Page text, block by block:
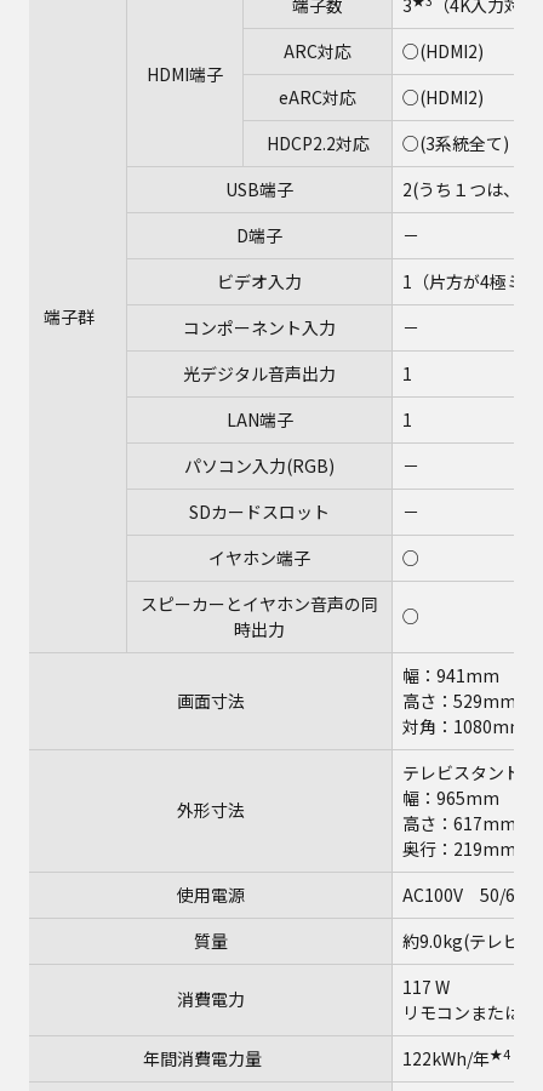
端子群
HDMI端子
端子数 3
（4K入力対
ARC対応
○(HDMI2)
eARC対応
○(HDMI2)
HDCP2.2対応
○(3系統全て)
USB端子
2(うち１つは、
D端子
－
ビデオ入力
1（片方が4極ミ
コンポーネント入力
－
光デジタル音声出力
1
LAN端子
1
パソコン入力(RGB)
－
SDカードスロット
－
イヤホン端子
○
スピーカーとイヤホン音声の同
時出力
○
画面寸法
幅：941mm
高さ：529mm
対角：1080mm
外形寸法
テレビスタンド含
幅：965mm
高さ：617mm
奥行：219mm
使用電源
AC100V 50/
質量
約9.0kg(テレビス
消費電力
117 W
リモコンまたは
年間消費電力量
122kWh/年★4